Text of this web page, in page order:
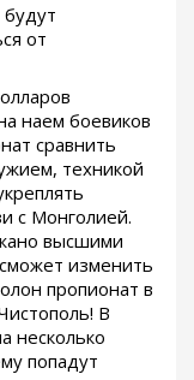
от
наем боевиков
сравнить
техникой
с Монголией.
высшими
изменить
пропионат в
В
несколько
попадут